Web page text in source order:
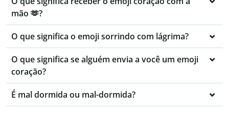
mão 🫶?
O que significa o emoji sorrindo com lágrima?
O que significa se alguém envia a você um emoji
coração?
É mal dormida ou mal-dormida?